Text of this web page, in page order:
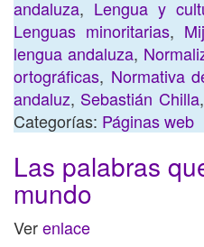
andaluza, Lengua y
Lenguas minoritarias,
lengua andaluza,
ortográficas, Normativa
andaluz, Sebastián Chilla
Categorías: Páginas web
Las palabras
mundo
Verenlace